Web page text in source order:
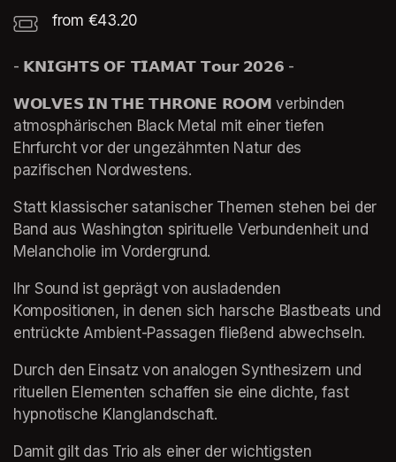
from €43.20
- 𝗞𝗡𝗜𝗚𝗛𝗧𝗦 𝗢𝗙 𝗧𝗜𝗔𝗠𝗔𝗧 𝗧𝗼𝘂𝗿 𝟮𝟬𝟮𝟲 -
𝗪𝗢𝗟𝗩𝗘𝗦 𝗜𝗡 𝗧𝗛𝗘 𝗧𝗛𝗥𝗢𝗡𝗘 𝗥𝗢𝗢𝗠 verbinden
atmosphärischen Black Metal mit einer tiefen
Ehrfurcht vor der ungezähmten Natur des
pazifischen Nordwestens.
Statt klassischer satanischer Themen stehen bei der
Band aus Washington spirituelle Verbundenheit und
Melancholie im Vordergrund.
Ihr Sound ist geprägt von ausladenden
Kompositionen, in denen sich harsche Blastbeats und
entrückte Ambient-Passagen fließend abwechseln.
Durch den Einsatz von analogen Synthesizern und
rituellen Elementen schaffen sie eine dichte, fast
hypnotische Klanglandschaft.
Damit gilt das Trio als einer der wichtigsten